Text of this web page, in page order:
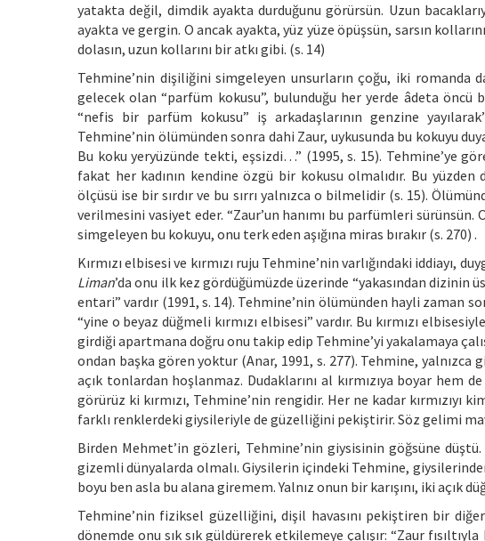
yatakta değil, dimdik ayakta durduğunu görürsün. Uzun
ayakta ve gergin. O ancak ayakta, yüz yüze öpüşsün, sarsın
dolasın, uzun kollarını bir atkı gibi. (s. 14)
Tehmine’nin dişiliğini simgeleyen unsurların çoğu, iki romanda
gelecek olan “parfüm kokusu”, bulunduğu her yerde âdeta
“nefis bir parfüm kokusu” iş arkadaşlarının genzine
Tehmine’nin ölümünden sonra dahi Zaur, uykusunda bu kokuyu
Bu koku yeryüzünde tekti, eşsizdi…” (1995, s. 15). Tehmine’ye
fakat her kadının kendine özgü bir kokusu olmalıdır. Bu
ölçüsü ise bir sırdır ve bu sırrı yalnızca o bilmelidir (s. 15).
verilmesini vasiyet eder. “Zaur’un hanımı bu parfümleri sürünsün.
simgeleyen bu kokuyu, onu terk eden aşığına miras bırakır (s. 270) .
Kırmızı elbisesi ve kırmızı ruju Tehmine’nin varlığındaki iddiayı,
Liman’da onu ilk kez gördüğümüzde üzerinde “yakasından dizinin
entari” vardır (1991, s. 14). Tehmine’nin ölümünden hayli zaman
“yine o beyaz düğmeli kırmızı elbisesi” vardır. Bu kırmızı
girdiği apartmana doğru onu takip edip Tehmine’yi yakalamaya
ondan başka gören yoktur (Anar, 1991, s. 277). Tehmine, yalnızca
açık tonlardan hoşlanmaz. Dudaklarını al kırmızıya boyar hem
görürüz ki kırmızı, Tehmine’nin rengidir. Her ne kadar
farklı renklerdeki giysileriyle de güzelliğini pekiştirir. Söz gelimi
Birden Mehmet’in gözleri, Tehmine’nin giysisinin göğsüne
gizemli dünyalarda olmalı. Giysilerin içindeki Tehmine,
boyu ben asla bu alana giremem. Yalnız onun bir karışını, iki açık
Tehmine’nin fiziksel güzelliğini, dişil havasını pekiştiren bir
dönemde onu sık sık güldürerek etkilemeye çalışır: “Zaur